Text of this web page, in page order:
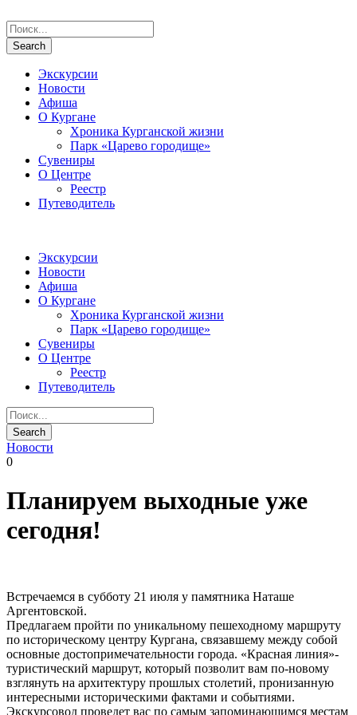
Экскурсии
Новости
Афиша
О Кургане
Хроника Курганской жизни
Парк «Царево городище»
Сувениры
О Центре
Реестр
Путеводитель
Экскурсии
Новости
Афиша
О Кургане
Хроника Курганской жизни
Парк «Царево городище»
Сувениры
О Центре
Реестр
Путеводитель
Новости
0
Планируем выходные уже
сегодня!
Встречаемся в субботу 21 июля у памятника Наташе
Аргентовской.
Предлагаем пройти по уникальному пешеходному маршруту
по историческому центру Кургана, связавшему между собой
основные достопримечательности города. «Красная линия»-
туристический маршрут, который позволит вам по-новому
взглянуть на архитектуру прошлых столетий, пронизанную
интересными историческими фактами и событиями.
Экскурсовод проведет вас по самым запоминающимся местам